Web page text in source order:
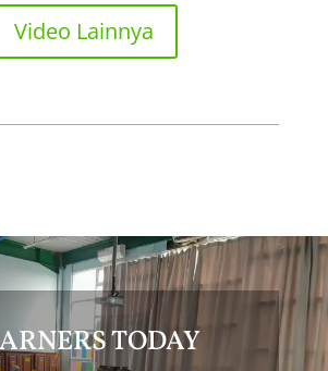
Video Lainnya
TODAY